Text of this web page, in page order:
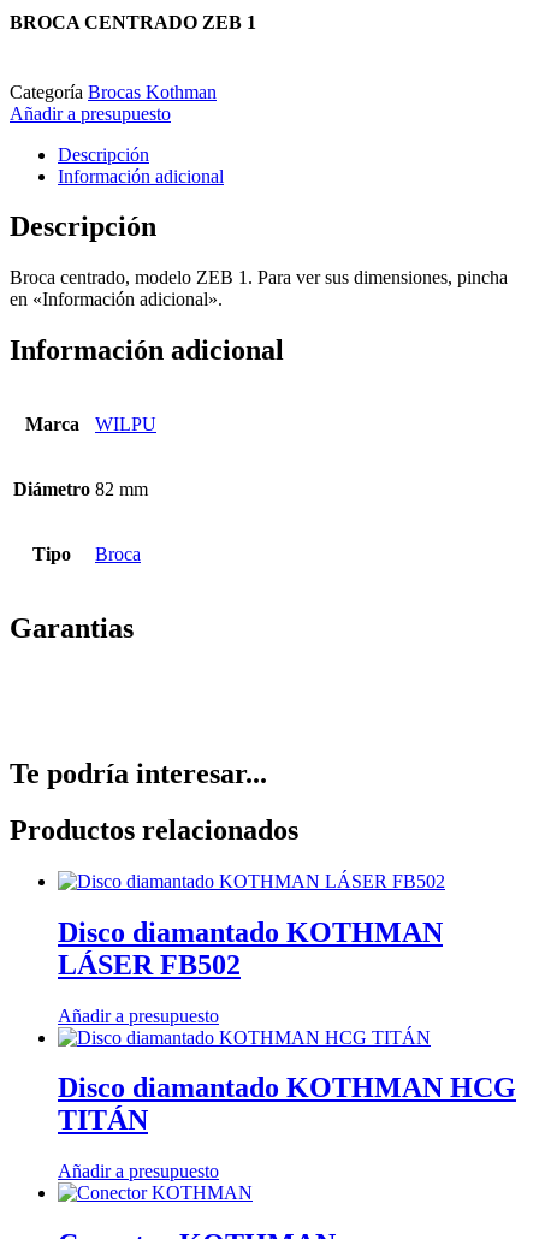
BROCA CENTRADO ZEB 1
Categoría Brocas Kothman
Añadir a presupuesto
Descripción
Información adicional
Descripción
Broca centrado, modelo ZEB 1. Para ver sus dimensiones, pincha
en «Información adicional».
Información adicional
Marca WILPU
Diámetro 82 mm
Tipo Broca
Garantias
Te podría interesar...
Productos relacionados
Disco diamantado KOTHMAN
LÁSER FB502
Añadir a presupuesto
Disco diamantado KOTHMAN HCG
TITÁN
Añadir a presupuesto